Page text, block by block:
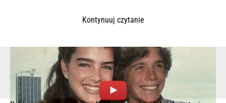
Kontynuuj czytanie